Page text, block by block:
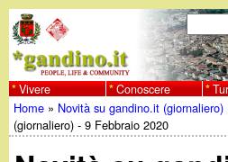
al
contenuto
principale
w
w
F
o
r
C
e
r
c
a
Vivere Conoscere
Tu
Home » Novità su gandino.it (giornaliero)
(giornaliero) - 9 Febbraio 2020